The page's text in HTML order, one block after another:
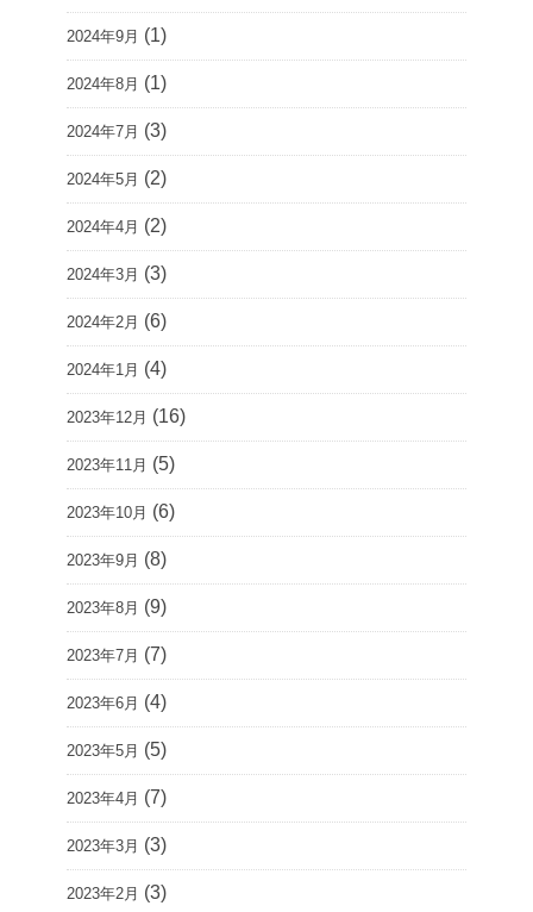
2024年9月 (1)
2024年8月 (1)
2024年7月 (3)
2024年5月 (2)
2024年4月 (2)
2024年3月 (3)
2024年2月 (6)
2024年1月 (4)
2023年12月 (16)
2023年11月 (5)
2023年10月 (6)
2023年9月 (8)
2023年8月 (9)
2023年7月 (7)
2023年6月 (4)
2023年5月 (5)
2023年4月 (7)
2023年3月 (3)
2023年2月 (3)